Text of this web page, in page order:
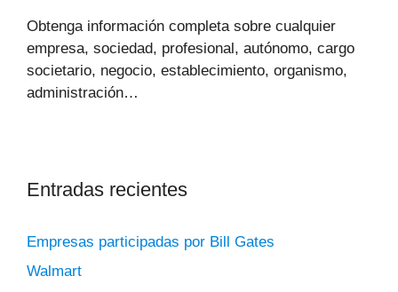
Obtenga información completa sobre cualquier
empresa, sociedad, profesional, autónomo, cargo
societario, negocio, establecimiento, organismo,
administración…
Entradas recientes
Empresas participadas por Bill Gates
Walmart